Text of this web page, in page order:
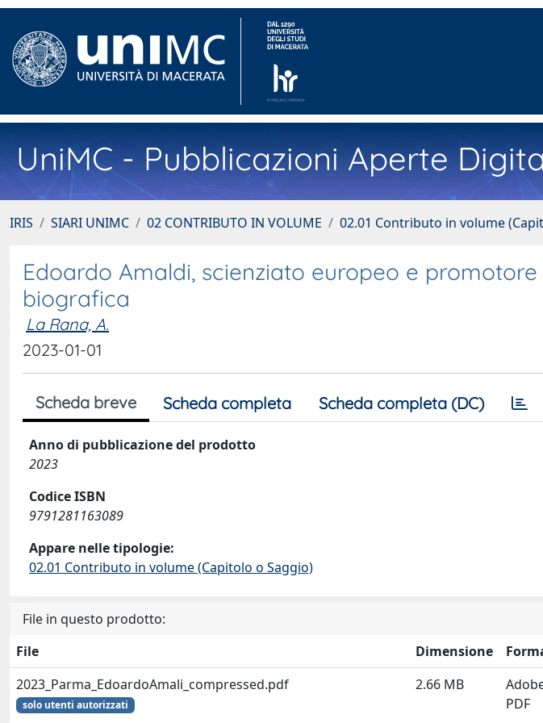
UniMC - Pubblicazioni Aperte
IRIS SIARI UNIMC 02 CONTRIBUTO IN VOLUME 02.01 Contributo in volume
Edoardo Amaldi, scienziato europeo e
biografica
La Rana, A.
2023-01-01
Scheda breve Scheda completa Scheda completa (DC)
Anno di pubblicazione del prodotto
2023
Codice ISBN
9791281163089
Appare nelle tipologie:
02.01 Contributo in volume (Capitolo o Saggio)
File in questo prodotto:
File
Dimensione
2023_Parma_EdoardoAmali_compressed.pdf
solo utenti autorizzati
2.66 MB
PDF